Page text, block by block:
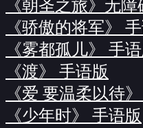
《朝圣之旅》无
《骄傲的将军》
《雾都孤儿》 手
《渡》 手语版
《爱 要温柔以待
《少年时》 手语版